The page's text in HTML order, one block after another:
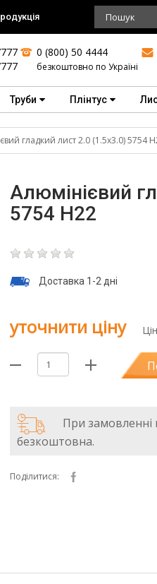
0 (800) 50 4444
безкоштовно по Україні
Труби Плінтус
гладкий лист 2.0 (1.5х3.0) 5754
Алюмінієвий
5754 Н22
Доставка 1-2 дні
уточнити ціну
При замовленні
безкоштовна.
Поділитися: